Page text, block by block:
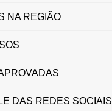
NA REGIÃO
DAS REDES SOCIAIS